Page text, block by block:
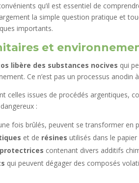
qu’il est essentiel de
la simple question pratique et
importants.
et
libère des substances nocives qui
Ce n’est pas un processus anodin
celles issues de procédés argentiques,
:
fois brûlés, peuvent se transformer en
et de résines utilisés dans le
contenant divers additifs
qui peuvent dégager des composés